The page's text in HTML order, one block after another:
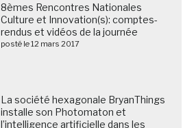
8èmes Rencontres Nationales
Culture et Innovation(s): comptes-
rendus et vidéos de la journée
posté le 12 mars 2017
La société hexagonale BryanThings
installe son Photomaton et
l’intelligence artificielle dans les